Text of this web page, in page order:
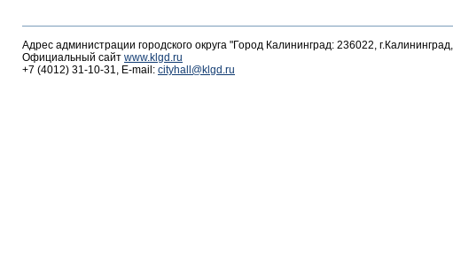
Адрес администрации городского округа "Город Калининград: 236022,
Официальный сайт www.klgd.ru
+7 (4012) 31-10-31, E-mail: cityhall@klgd.ru